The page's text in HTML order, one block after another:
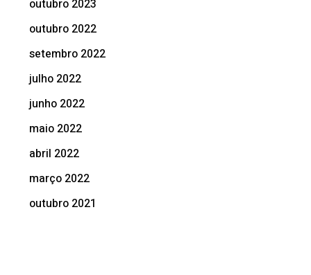
outubro 2023
outubro 2022
setembro 2022
julho 2022
junho 2022
maio 2022
abril 2022
março 2022
outubro 2021